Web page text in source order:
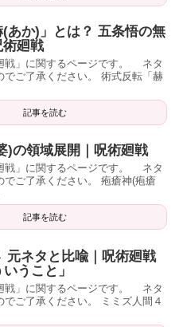
あか)」とは？ 五条悟の無
廻戦
戦」に関するページです。 ネタ
でご了承ください。 術式反転「赫
記事を読む
)の領域展開｜呪術廻戦
戦」に関するページです。 ネタ
でご了承ください。 疱瘡神(疱瘡
記事を読む
元ネタと比喩｜呪術廻戦
うこと」
戦」に関するページです。 ネタ
でご了承ください。 ミミズ人間４